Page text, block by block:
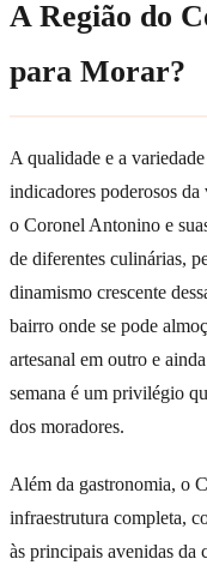
A Região do
para Morar?
A qualidade e a
indicadores poderosos
o Coronel Antonino e
de diferentes culinárias,
dinamismo crescente
bairro onde se pode
artesanal em outro e
semana é um privilégio
dos moradores.
Além da gastronomia, o
infraestrutura completa,
às principais avenidas da